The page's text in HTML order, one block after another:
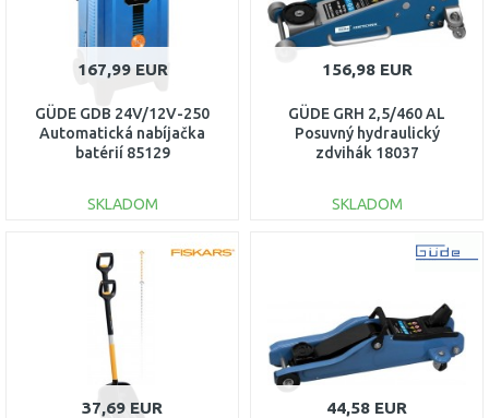
167,99 EUR
GÜDE GDB 24V/12V-250
Automatická nabíjačka
batérií 85129
SKLADOM
DO KOŠÍKA
Porovnať
156,98 EUR
GÜDE GRH 2,5/460 AL
Posuvný hydraulický
zdvihák 18037
SKLADOM
DO KOŠÍKA
37,69 EUR 44,58 EUR